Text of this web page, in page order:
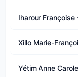
Iharour Françoise
Xillo Marie-
Yétim Anne